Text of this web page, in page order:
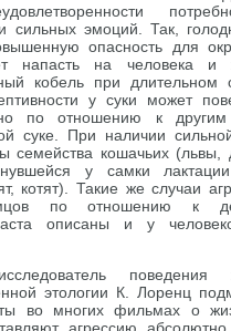
сильных эмоций. Так,
опасность для
напасть на человека и
кобель при длительном
у суки может
по отношению к другим
суке. При наличии
семейства кошачьих (львы,
у самки
котят). Такие же случаи
по отношению к
описаны и у
поведения
этологии К. Лоренц
во многих фильмах о